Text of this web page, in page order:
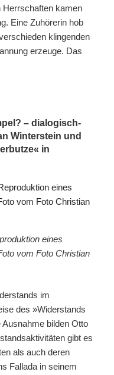
Herrschaften kamen
Eine Zuhörerin hob
klingenden
erzeuge. Das
– dialogisch-
Winterstein und
in
eines
vom Foto Christian
im
des »Widerstands
bilden Otto
gibt es
als auch deren
Fallada in seinem